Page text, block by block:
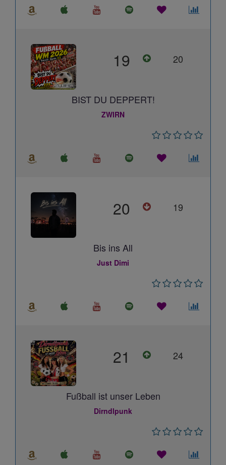
19 20
BIST DU DEPPERT!
ZWIRN
20 19
Bis ins All
Just Dimi
21 24
Fußball ist unser Leben
Dirndlpunk